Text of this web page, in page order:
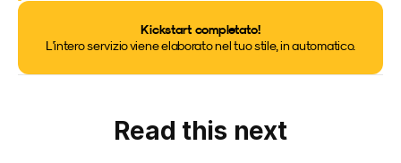
Kickstart completato!
L'intero servizio viene elaborato nel tuo stile, in automatico.
Read this next